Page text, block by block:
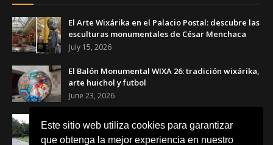
Este sitio web utiliza cookies para garantizar
que obtenga la mejor experiencia en nuestro
El Arte Wixárika en el Palacio Postal: descubre las
esculturas monumentales de César Menchaca
July 15, 2026
El Balón Monumental WIXA 26: tradición wixárika,
arte huichol y futbol
June 23, 2026
Canchas Desiguales en el Museo Tamayo: el arte
que transforma el futbol en una reflexión social